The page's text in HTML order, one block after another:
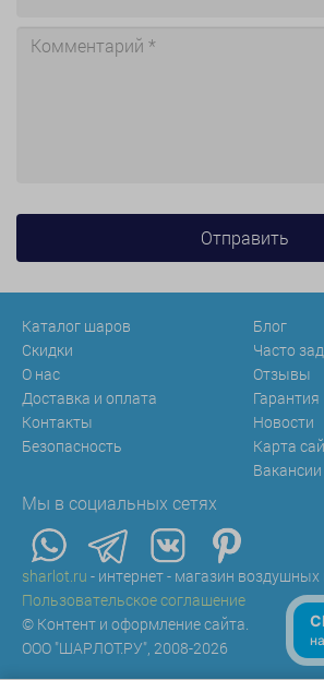
Каталог шаров
Скидки
О нас
Доставка и оплата
Контакты
Безопасность
Блог
Часто
Отзывы
Гарантия
Новости
Карта
Вакансии
Мы в социальных сетях
sharlot.ru - интернет - магазин
Пользовательское соглашение
© Контент и оформление сайта.
ООО "ШАРЛОТ.РУ", 2008-2026